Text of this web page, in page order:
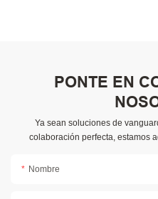
PONTE EN
Ya sean soluciones de
colaboración perfecta, estamos
Nombre